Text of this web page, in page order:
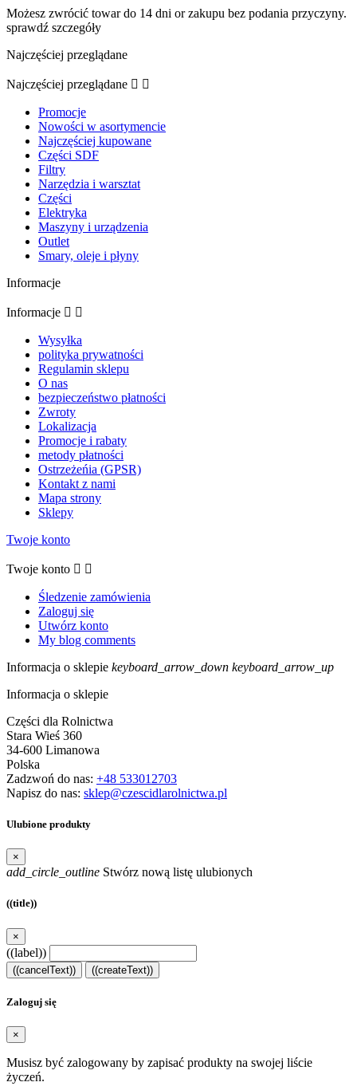
Możesz zwrócić towar do 14 dni or zakupu bez podania przyczyny.
sprawdź szczegóły
Najczęściej przeglądane
Najczęściej przeglądane  
Promocje
Nowości w asortymencie
Najczęściej kupowane
Części SDF
Filtry
Narzędzia i warsztat
Części
Elektryka
Maszyny i urządzenia
Outlet
Smary, oleje i płyny
Informacje
Informacje  
Wysyłka
polityka prywatności
Regulamin sklepu
O nas
bezpieczeństwo płatności
Zwroty
Lokalizacja
Promocje i rabaty
metody płatności
Ostrzeżeńia (GPSR)
Kontakt z nami
Mapa strony
Sklepy
Twoje konto
Twoje konto  
Śledzenie zamówienia
Zaloguj się
Utwórz konto
My blog comments
Informacja o sklepie keyboard_arrow_down keyboard_arrow_up
Informacja o sklepie
Części dla Rolnictwa
Stara Wieś 360
34-600 Limanowa
Polska
Zadzwoń do nas: +48 533012703
Napisz do nas: sklep@czescidlarolnictwa.pl
Ulubione produkty
×
add_circle_outline Stwórz nową listę ulubionych
((title))
×
((label))
((cancelText)) ((createText))
Zaloguj się
×
Musisz być zalogowany by zapisać produkty na swojej liście
życzeń.